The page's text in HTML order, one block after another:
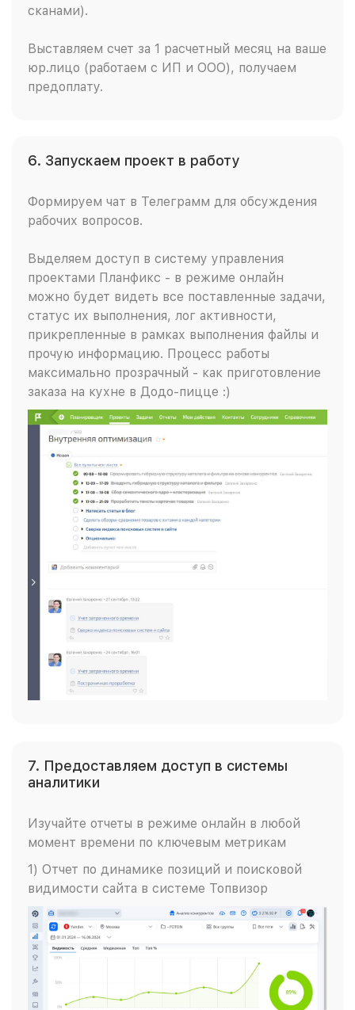
сканами).
Выставляем счет за 1 расчетный месяц на ваше
юр.лицо (работаем с ИП и ООО), получаем
предоплату.
6. Запускаем проект в работу
Формируем чат в Телеграмм для обсуждения
рабочих вопросов.
Выделяем доступ в систему управления
проектами Планфикс - в режиме онлайн
можно будет видеть все поставленные задачи,
статус их выполнения, лог активности,
прикрепленные в рамках выполнения файлы и
прочую информацию. Процесс работы
максимально прозрачный - как приготовление
заказа на кухне в Додо-пицце :)
7. Предоставляем доступ в системы
аналитики
Изучайте отчеты в режиме онлайн в любой
момент времени по ключевым метрикам
1) Отчет по динамике позиций и поисковой
видимости сайта в системе Топвизор